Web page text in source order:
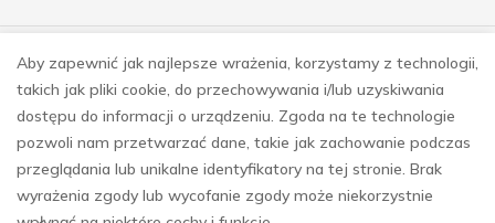
© COPYRIGHT 2023
REALIZACJAE-SKLEPY INVESTNET
Aby zapewnić jak najlepsze wrażenia, korzystamy z technologii,
takich jak pliki cookie, do przechowywania i/lub uzyskiwania
dostępu do informacji o urządzeniu. Zgoda na te technologie
pozwoli nam przetwarzać dane, takie jak zachowanie podczas
przeglądania lub unikalne identyfikatory na tej stronie. Brak
wyrażenia zgody lub wycofanie zgody może niekorzystnie